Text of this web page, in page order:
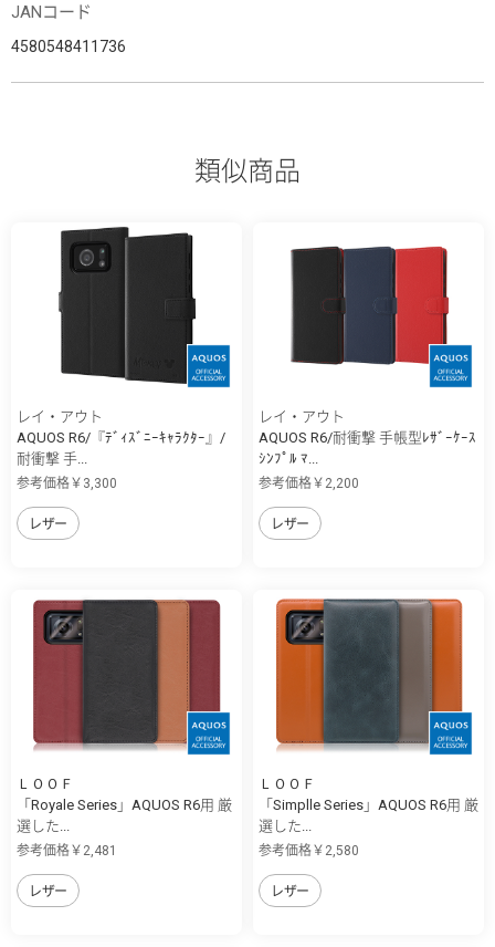
JANコード
4580548411736
類似商品
レイ・アウト
AQUOS R6/『ﾃﾞｨｽﾞﾆｰｷｬﾗｸﾀｰ』/
耐衝撃 手...
参考価格￥3,300
レザー
レイ・アウト
AQUOS R6/耐衝撃 手帳型ﾚｻﾞｰｹｰｽ
ｼﾝﾌﾟﾙ ﾏ...
参考価格￥2,200
レザー
ＬＯＯＦ
「Royale Series」AQUOS R6用 厳
選した...
参考価格￥2,481
レザー
ＬＯＯＦ
「Simplle Series」AQUOS R6用 厳
選した...
参考価格￥2,580
レザー